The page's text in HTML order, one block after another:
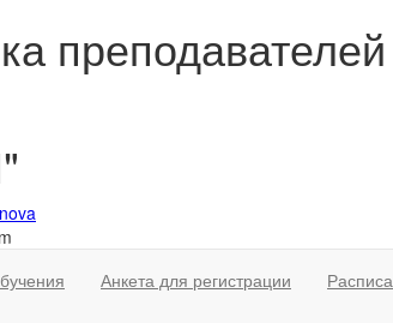
преподавателей
Анкета для регистрации